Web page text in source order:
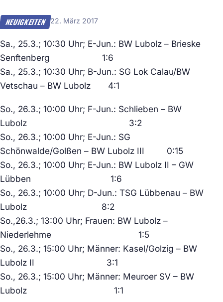
NEUIGKEITEN 22. März 2017
Sa., 25.3.; 10:30 Uhr; E-Jun.: BW Lubolz – Brieske
Senftenberg 1:6
Sa., 25.3.; 10:30 Uhr; B-Jun.: SG Lok Calau/BW
Vetschau – BW Lubolz 4:1
So., 26.3.; 10:00 Uhr; F-Jun.: Schlieben – BW
Lubolz 3:2
So., 26.3.; 10:00 Uhr; E-Jun.: SG
Schönwalde/Golßen – BW Lubolz III 0:15
So., 26.3.; 10:00 Uhr; E-Jun.: BW Lubolz II – GW
Lübben 1:6
So., 26.3.; 10:00 Uhr; D-Jun.: TSG Lübbenau – BW
Lubolz 8:2
So.,26.3.; 13:00 Uhr; Frauen: BW Lubolz –
Niederlehme 1:5
So., 26.3.; 15:00 Uhr; Männer: Kasel/Golzig – BW
Lubolz II 3:1
So., 26.3.; 15:00 Uhr; Männer: Meuroer SV – BW
Lubolz 1:1